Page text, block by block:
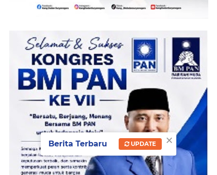
×
Berita Terbaru UPDATE